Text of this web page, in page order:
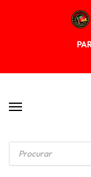
Início / PINLOCK